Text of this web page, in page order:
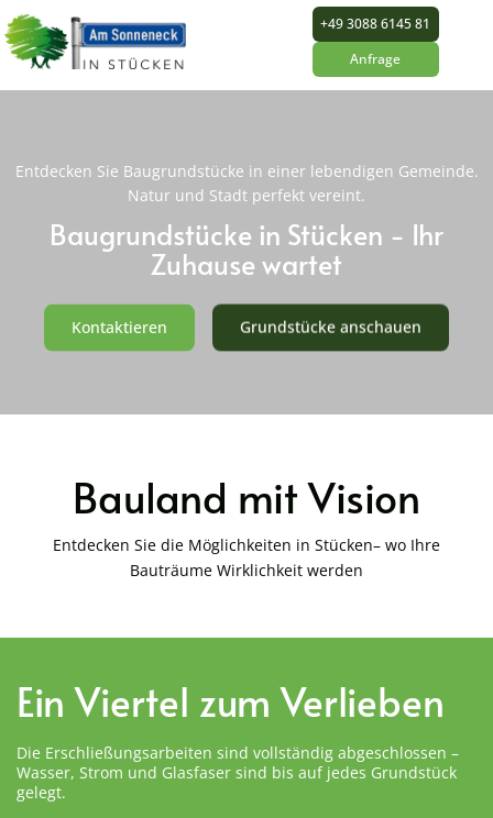
+49 3088 6145 81
Anfrage
Entdecken Sie Baugrundstücke in einer lebendigen Gemeinde.
Natur und Stadt perfekt vereint.
Baugrundstücke in Stücken - Ihr
Zuhause wartet
Kontaktieren Grundstücke anschauen
Bauland mit Vision
Entdecken Sie die Möglichkeiten in Stücken– wo Ihre
Bauträume Wirklichkeit werden
Ein Viertel zum Verlieben
Die Erschließungsarbeiten sind vollständig abgeschlossen –
Wasser, Strom und Glasfaser sind bis auf jedes Grundstück
gelegt.